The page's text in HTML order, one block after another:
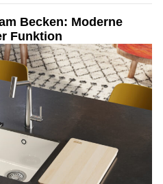
Becken: Moderne
Funktion